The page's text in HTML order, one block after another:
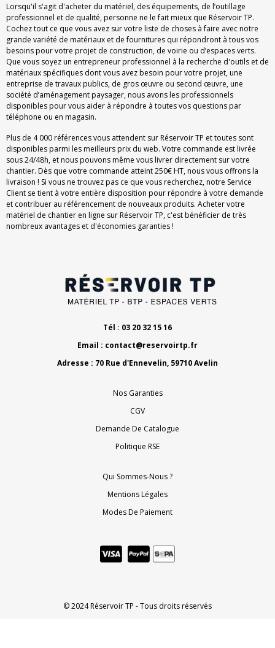
Lorsqu'il s'agit d'acheter du matériel, des équipements, de l’outillage
professionnel et de qualité, personne ne le fait mieux que Réservoir TP.
Cochez tout ce que vous avez sur votre liste de choses à faire avec notre
grande variété de matériaux et de fournitures qui répondront à tous vos
besoins pour votre projet de construction, de voirie ou d’espaces verts.
Que vous soyez un entrepreneur professionnel à la recherche d'outils et de
matériaux spécifiques dont vous avez besoin pour votre projet, une
entreprise de travaux publics, de gros œuvre ou second œuvre, une
société d’aménagement paysager, nous avons les professionnels
disponibles pour vous aider à répondre à toutes vos questions par
téléphone ou en magasin.
Plus de 4 000 références vous attendent sur Réservoir TP et toutes sont
disponibles parmi les meilleurs prix du web. Votre commande est livrée
sous 24/48h, et nous pouvons même vous livrer directement sur votre
chantier. Dès que votre commande atteint 250€ HT, nous vous offrons la
livraison ! Si vous ne trouvez pas ce que vous recherchez, notre Service
Client se tient à votre entière disposition pour répondre à votre demande
et contribuer au référencement de nouveaux produits. Acheter votre
matériel de chantier en ligne sur Réservoir TP, c'est bénéficier de très
nombreux avantages et d'économies garanties !
Tél : 03 20 32 15 16
Email : contact@reservoirtp.fr
Adresse : 70 Rue d'Ennevelin, 59710 Avelin
Nos Garanties
CGV
Demande De Catalogue
Politique RSE
Qui Sommes-Nous ?
Mentions Légales
Modes De Paiement
© 2024 Réservoir TP - Tous droits réservés